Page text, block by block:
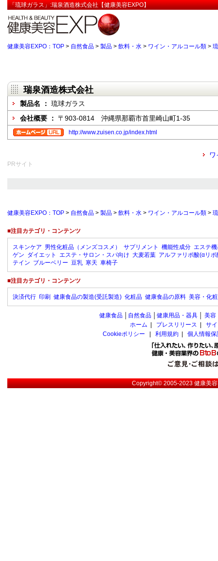
「琉球ガラス」:瑞泉酒造株式会社【健康美容EXPO】
健康美容EXPO：TOP > 自然食品 > 製品 > 飲料・水 > ワイン・アルコール類 >
瑞泉酒造株式会社
製品名 ： 琉球ガラス
会社概要 ： 〒903-0814 沖縄県那覇市首里崎山町1-35
http://www.zuisen.co.jp/index.html
ワ
PRサイト
健康美容EXPO：TOP > 自然食品 > 製品 > 飲料・水 > ワイン・アルコール類 >
■注目カテゴリ・コンテンツ
スキンケア 男性化粧品（メンズコスメ） サプリメント 機能性成分 エステ
ゲン ダイエット エステ・サロン・スパ向け 大麦若葉 アルファリポ酸(αリポ
テイン ブルーベリー 豆乳 寒天 車椅子
■注目カテゴリ・コンテンツ
決済代行 印刷 健康食品の製造(受託製造) 化粧品 健康食品の原料 美容・化
健康食品 自然食品 健康用品・器具 美容
ホーム
プレスリリース
サ
Cookieポリシー
利用規約 個人情報
Copyright© 2005-2023健康美